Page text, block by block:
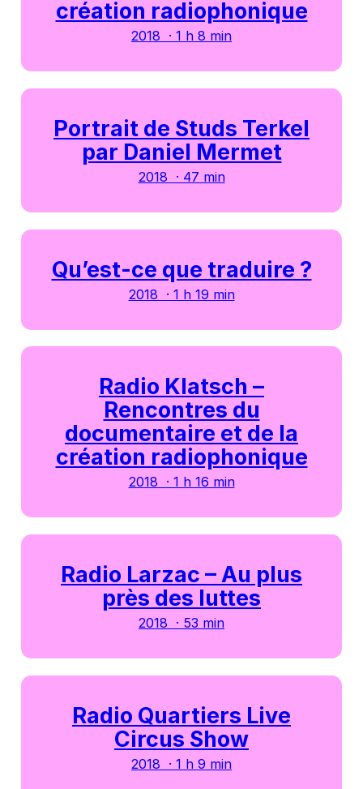
création radiophonique
2018 · 1 h 8 min
Portrait de Studs Terkel
par Daniel Mermet
2018 · 47 min
Qu’est-ce que traduire ?
2018 · 1 h 19 min
Radio Klatsch –
Rencontres du
documentaire et de la
création radiophonique
2018 · 1 h 16 min
Radio Larzac – Au plus
près des luttes
2018 · 53 min
Radio Quartiers Live
Circus Show
2018 · 1 h 9 min